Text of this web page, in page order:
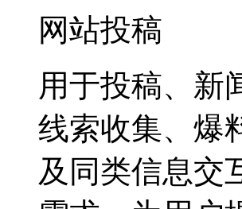
网站投稿
用于投稿、新
线索收集、爆
及同类信息交